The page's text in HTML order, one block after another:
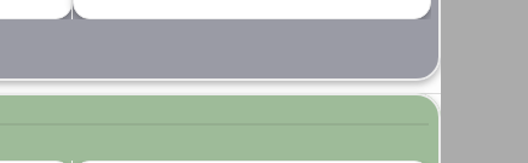
là: 23,000,000 ₫. là: